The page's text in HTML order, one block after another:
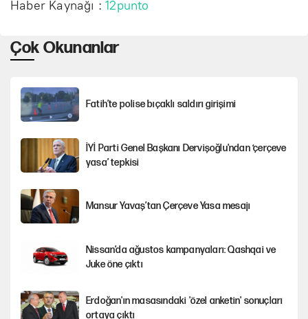
Haber Kaynağı :12punto
Çok Okunanlar
Fatih’te polise bıçaklı saldırı girişimi
İYİ Parti Genel Başkanı Dervişoğlu'ndan ‘çerçeve
yasa’ tepkisi
Mansur Yavaş’tan Çerçeve Yasa mesajı
Nissan’da ağustos kampanyaları: Qashqai ve
Juke öne çıktı
Erdoğan'ın masasındaki 'özel anketin' sonuçları
ortaya çıktı